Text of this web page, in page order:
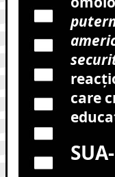
care